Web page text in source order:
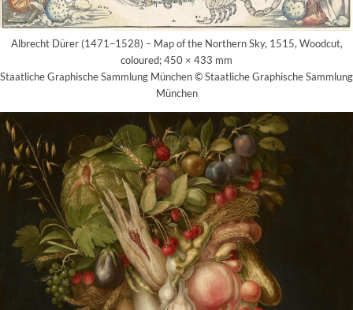
Albrecht Dürer (1471–1528) – Map of the Northern Sky, 1515, Woodcut,
coloured; 450 × 433 mm
Staatliche Graphische Sammlung München © Staatliche Graphische Sammlung
München